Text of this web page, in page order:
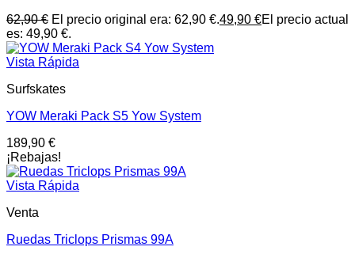
62,90€ El precio original era: 62,90 €.49,90 €El precio actual
es: 49,90 €.
Vista Rápida
Surfskates
YOW Meraki Pack S5 Yow System
189,90 €
¡Rebajas!
Vista Rápida
Venta
Ruedas Triclops Prismas 99A